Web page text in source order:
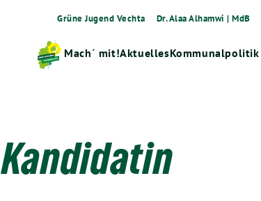
Grüne Jugend Vechta Dr. Alaa Alhamwi | MdB
Mach´ mit!AktuellesKommunalpolitik
Kandidatin